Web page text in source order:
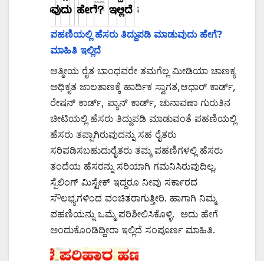
ಪಹಣಿಯಲ್ಲಿ ಹೆಸರು ತಿದ್ದುಪಡಿ ಮಾಡುವುದು ಹೇಗೆ?
ಮಾಹಿತಿ ಇಲ್ಲಿದೆ
ಆತ್ಮೀಯ ರೈತ ಬಾಂಧವರೇ ತಮಗೆಲ್ಲ ಮೀಡಿಯಾ ಚಾಣಕ್ಯ
ಅಧಿಕೃತ ಜಾಲತಾಣಕ್ಕೆ ಹಾರ್ದಿಕ ಸ್ವಾಗತ,ಆಧಾರ್ ಕಾರ್ಡ್,
ರೇಷನ್ ಕಾರ್ಡ್, ಪ್ಯಾನ್ ಕಾರ್ಡ್, ಚುನಾವಣಾ ಗುರುತಿನ
ಚೀಟಿಯಲ್ಲಿ ಹೆಸರು ತಿದ್ದುಪಡಿ ಮಾಡುವಂತೆ ಪಹಣಿಯಲ್ಲಿ
ಹೆಸರು ತಪ್ಪಾಗಿರುವುದನ್ನು ಸಹ ರೈತರು
ಸರಿಪಡಿಸಬಹುದುರೈತರು ತಮ್ಮ ಪಹಣಿಗಳಲ್ಲಿ ಹೆಸರು
ತಂದೆಯ ಹೆಸರನ್ನು ಸರಿಯಾಗಿ ಗಮನಿಸಿರುವುದಿಲ್ಲ.
ಸ್ಪೆಲಿಂಗ್ ಮಿಸ್ಟೇಕ್ ಇದ್ದರೂ ನೀವು ಸರ್ಕಾರದ
ಸೌಲಭ್ಯಗಳಿಂದ ವಂಚಿತರಾಗುತ್ತೀರಿ. ಹಾಗಾಗಿ ನಿಮ್ಮ
ಪಹಣಿಯನ್ನು ಒಮ್ಮೆ ಪರಿಶೀಲಿಸಿಕೊಳ್ಳಿ. ಅದು ಹೇಗೆ
ಅಂದುಕೊಂಡಿದ್ದೀರಾ ಇಲ್ಲಿದೆ ಸಂಪೂರ್ಣ ಮಾಹಿತಿ.